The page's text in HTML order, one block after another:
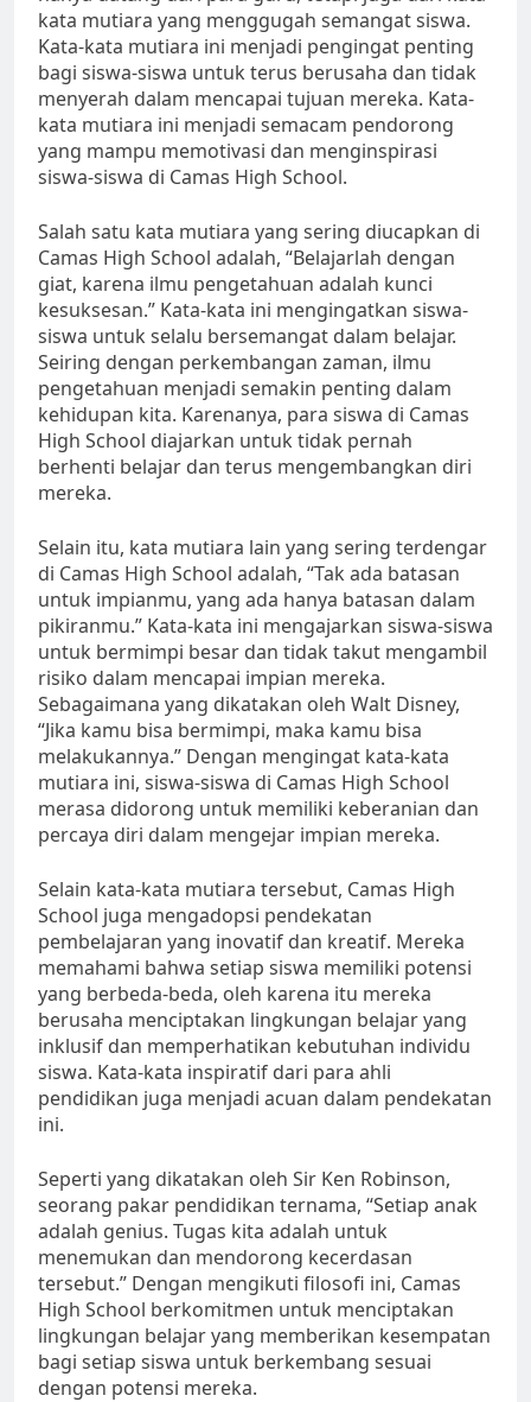
kata mutiara yang menggugah semangat siswa.
Kata-kata mutiara ini menjadi pengingat penting
bagi siswa-siswa untuk terus berusaha dan tidak
menyerah dalam mencapai tujuan mereka. Kata-
kata mutiara ini menjadi semacam pendorong
yang mampu memotivasi dan menginspirasi
siswa-siswa di Camas High School.
Salah satu kata mutiara yang sering diucapkan di
Camas High School adalah, “Belajarlah dengan
giat, karena ilmu pengetahuan adalah kunci
kesuksesan.” Kata-kata ini mengingatkan siswa-
siswa untuk selalu bersemangat dalam belajar.
Seiring dengan perkembangan zaman, ilmu
pengetahuan menjadi semakin penting dalam
kehidupan kita. Karenanya, para siswa di Camas
High School diajarkan untuk tidak pernah
berhenti belajar dan terus mengembangkan diri
mereka.
Selain itu, kata mutiara lain yang sering terdengar
di Camas High School adalah, “Tak ada batasan
untuk impianmu, yang ada hanya batasan dalam
pikiranmu.” Kata-kata ini mengajarkan siswa-siswa
untuk bermimpi besar dan tidak takut mengambil
risiko dalam mencapai impian mereka.
Sebagaimana yang dikatakan oleh Walt Disney,
“Jika kamu bisa bermimpi, maka kamu bisa
melakukannya.” Dengan mengingat kata-kata
mutiara ini, siswa-siswa di Camas High School
merasa didorong untuk memiliki keberanian dan
percaya diri dalam mengejar impian mereka.
Selain kata-kata mutiara tersebut, Camas High
School juga mengadopsi pendekatan
pembelajaran yang inovatif dan kreatif. Mereka
memahami bahwa setiap siswa memiliki potensi
yang berbeda-beda, oleh karena itu mereka
berusaha menciptakan lingkungan belajar yang
inklusif dan memperhatikan kebutuhan individu
siswa. Kata-kata inspiratif dari para ahli
pendidikan juga menjadi acuan dalam pendekatan
ini.
Seperti yang dikatakan oleh Sir Ken Robinson,
seorang pakar pendidikan ternama, “Setiap anak
adalah genius. Tugas kita adalah untuk
menemukan dan mendorong kecerdasan
tersebut.” Dengan mengikuti filosofi ini, Camas
High School berkomitmen untuk menciptakan
lingkungan belajar yang memberikan kesempatan
bagi setiap siswa untuk berkembang sesuai
dengan potensi mereka.